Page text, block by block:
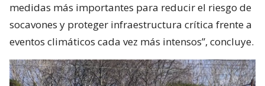
medidas más importantes para reducir el riesgo de
socavones y proteger infraestructura crítica frente a
eventos climáticos cada vez más intensos”, concluye.